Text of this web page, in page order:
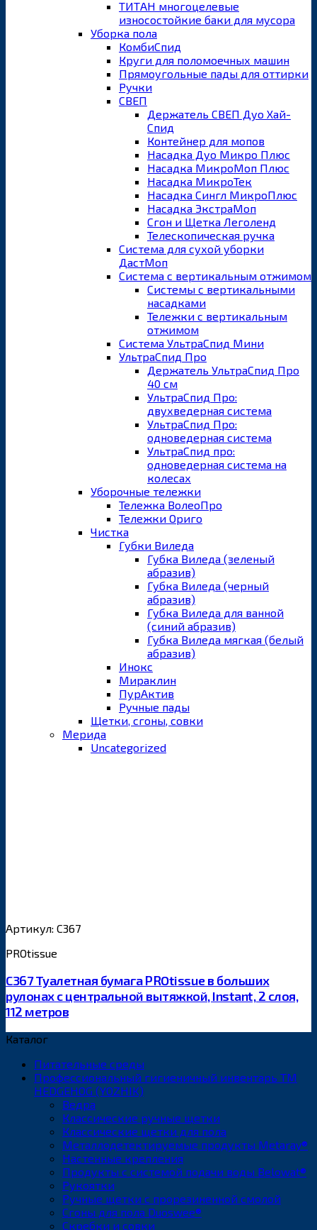
ТИТАН многоцелевые
износостойкие баки для мусора
Уборка пола
КомбиСпид
Круги для поломоечных машин
Прямоугольные пады для оттирки
Ручки
СВЕП
Держатель СВЕП Дуо Хай-
Спид
Контейнер для мопов
Насадка Дуо Микро Плюс
Насадка МикроМоп Плюс
Насадка МикроТек
Насадка Сингл МикроПлюс
Насадка ЭкстраМоп
Сгон и Щетка Леголенд
Телескопическая ручка
Система для сухой уборки
ДастМоп
Система с вертикальным отжимом
Системы с вертикальными
насадками
Тележки с вертикальным
отжимом
Система УльтраСпид Мини
УльтраСпид Про
Держатель УльтраСпид Про
40 см
УльтраСпид Про:
двухведерная система
УльтраСпид Про:
одноведерная система
УльтраСпид про:
одноведерная система на
колесах
Уборочные тележки
Тележка ВолеоПро
Тележки Ориго
Чистка
Губки Виледа
Губка Виледа (зеленый
абразив)
Губка Виледа (черный
абразив)
Губка Виледа для ванной
(синий абразив)
Губка Виледа мягкая (белый
абразив)
Инокс
Мираклин
ПурАктив
Ручные пады
Щетки, сгоны, совки
Мерида
Uncategorized
Артикул: С367
PROtissue
С367 Туалетная бумага PROtissue в больших
рулонах с центральной вытяжкой, Instant, 2 слоя,
112 метров
Каталог
Питательные среды
Профессиональный гигиеничный инвентарь ТМ
HEDGEHOG (YOZHIK)
Ведра
Классические ручные щетки
Классические щетки для пола
Металлодетектируемые продукты Metaray®
Настенные крепления
Продукты с системой подачи воды Belowat®
Рукоятки
Ручные щетки с прорезиненной смолой
Сгоны для пола Duoswee®
Скребки и совки